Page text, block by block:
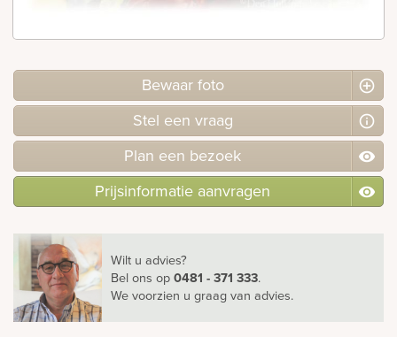
Bewaar foto
Stel een vraag
Plan een bezoek
Prijsinformatie aanvragen
Wilt u advies?
Bel ons op0481 - 371 333.
We voorzien u graag van advies.